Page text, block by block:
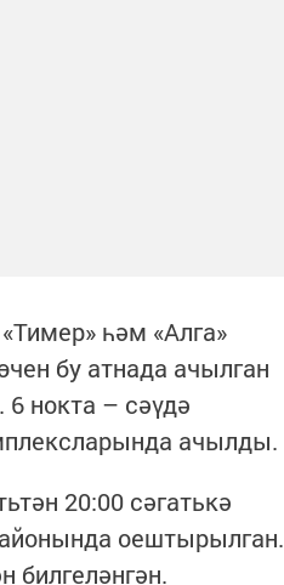
һәм «Алга»
бу атнада ачылган
нокта – сәүдә
ачылды.
20:00 сәгатькә
оештырылган.
билгеләнгән.